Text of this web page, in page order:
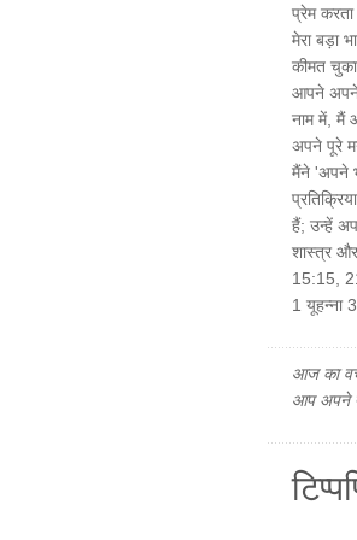
प्रेम
मेरा बड़ा
कीमत
आपने अपने
नाम में, मैं
अपने पूरे
मैंने 'अपने
हैं; उन्हें
शास्त्र
15:15,
1 यूहन्ना
आज का
आप अपने